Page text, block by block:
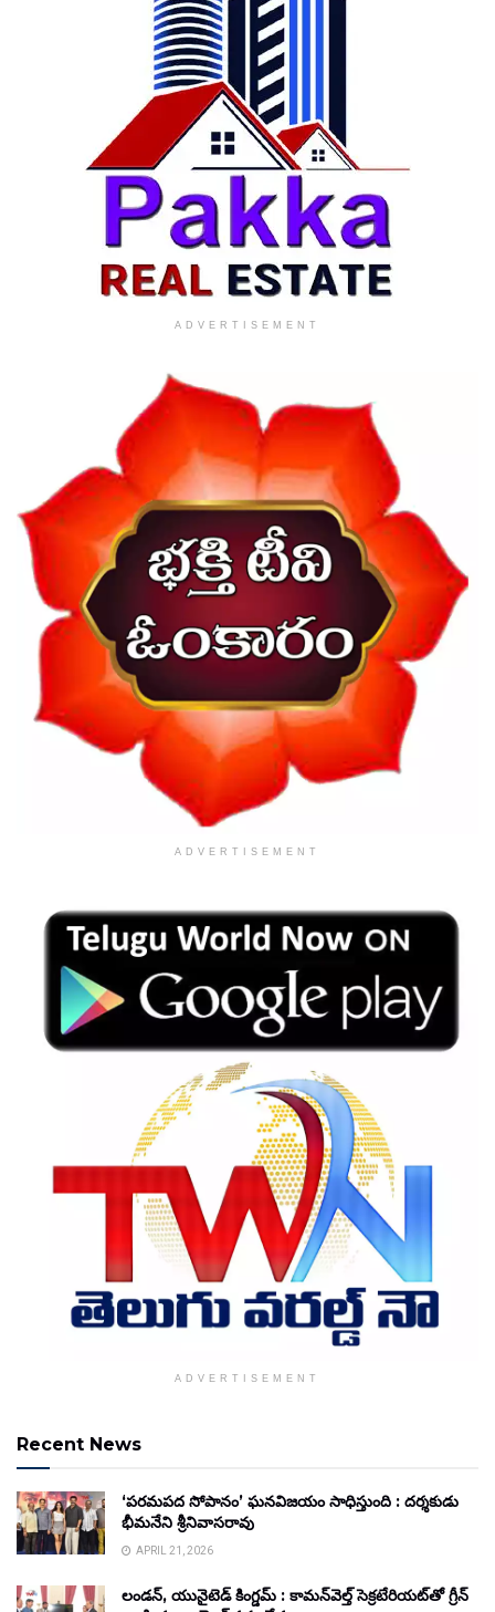
ADVERTISEMENT
ADVERTISEMENT
ADVERTISEMENT
Recent News
‘పరమపద సోపానం’ ఘనవిజయం సాధిస్తుంది : దర్శకుడు
భీమనేని శ్రీనివాసరావు
APRIL 21, 2026
లండన్, యునైటెడ్ కింగ్డమ్ : కామన్‌వెల్త్ సెక్రటేరియట్‌తో గ్రీన్